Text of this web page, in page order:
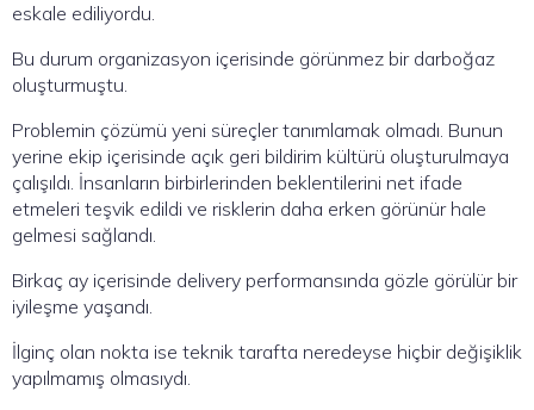
eskale ediliyordu.
Bu durum organizasyon içerisinde görünmez bir darboğaz
oluşturmuştu.
Problemin çözümü yeni süreçler tanımlamak olmadı. Bunun
yerine ekip içerisinde açık geri bildirim kültürü oluşturulmaya
çalışıldı. İnsanların birbirlerinden beklentilerini net ifade
etmeleri teşvik edildi ve risklerin daha erken görünür hale
gelmesi sağlandı.
Birkaç ay içerisinde delivery performansında gözle görülür bir
iyileşme yaşandı.
İlginç olan nokta ise teknik tarafta neredeyse hiçbir değişiklik
yapılmamış olmasıydı.